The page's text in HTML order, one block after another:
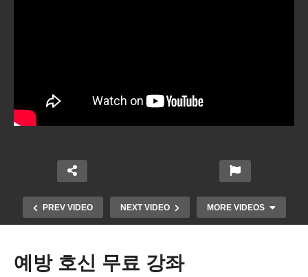
PREV VIDEO NEXT VIDEO MORE VIDEOS
예방 호신 무료 강좌